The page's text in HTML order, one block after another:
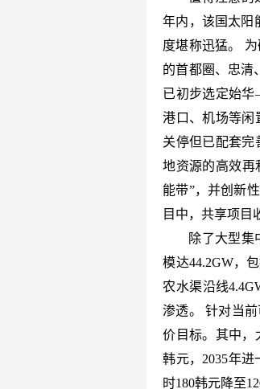
年内，该国太阳
度堪称迅猛。
的首都圈、忠清
已初步选定始华
港口、机场等闲
关停但已配套完
地资源的高效再
能带”，并创新
目中，共享项目
除了大型集
模达44.2GW，
农水渠沿线
渗透。 针对当
价目标。其中，
韩元，2035年
时180韩元降至